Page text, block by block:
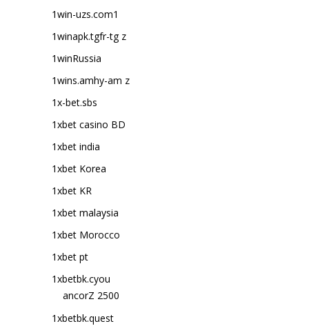
1win-uzs.com1
1winapk.tgfr-tg z
1winRussia
1wins.amhy-am z
1x-bet.sbs
1xbet casino BD
1xbet india
1xbet Korea
1xbet KR
1xbet malaysia
1xbet Morocco
1xbet pt
1xbetbk.cyou
ancorZ 2500
1xbetbk.quest